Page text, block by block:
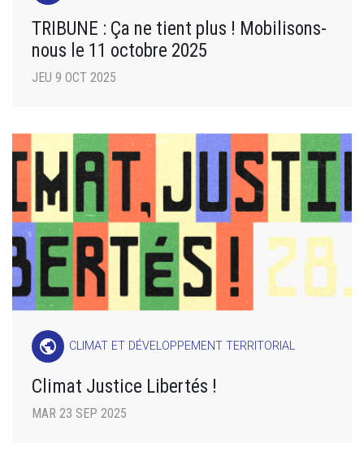
TRIBUNE : Ça ne tient plus ! Mobilisons-
nous le 11 octobre 2025
JEU 9 OCT 2025
public CLIMAT ET DÉVELOPPEMENT TERRITORIAL
Climat Justice Libertés !
MAR 23 SEP 2025